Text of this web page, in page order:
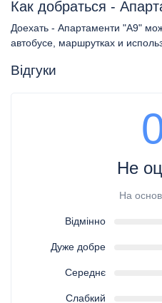
Как добраться -
Доехать - Апартаменти "А9"
автобусе, маршрутках и
Відгуки
Не
На
Відмінно
Дуже добре
Середнє
Слабкий